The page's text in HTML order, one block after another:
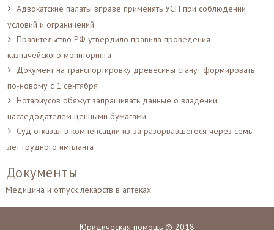
Адвокатские палаты вправе применять УСН при соблюдении
условий и ограничений
Правительство РФ утвердило правила проведения
казначейского мониторинга
Документ на транспортировку древесины станут формировать
по-новому с 1 сентября
Нотариусов обяжут запрашивать данные о владении
наследодателем ценными бумагами
Суд отказал в компенсации из-за разорвавшегося через семь
лет грудного импланта
Документы
Медицина и отпуск лекарств в аптеках
Юридическая помощь © 2018